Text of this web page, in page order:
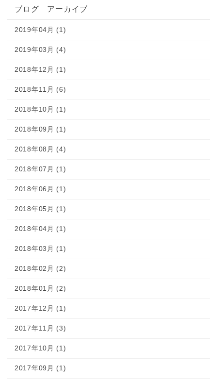
ブログ アーカイブ
2019年04月 (1)
2019年03月 (4)
2018年12月 (1)
2018年11月 (6)
2018年10月 (1)
2018年09月 (1)
2018年08月 (4)
2018年07月 (1)
2018年06月 (1)
2018年05月 (1)
2018年04月 (1)
2018年03月 (1)
2018年02月 (2)
2018年01月 (2)
2017年12月 (1)
2017年11月 (3)
2017年10月 (1)
2017年09月 (1)